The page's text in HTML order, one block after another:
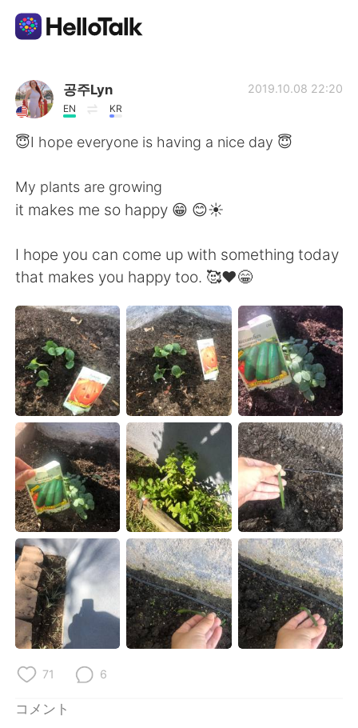
語学交換アプリ
AI Grammar Checker
繁體中文 Español
العربية Français
Deutsch 한국어
Русский ไทย
Indonesia Italiano
Türkçe Tiếng Việt
Português
공주Lyn
EN KR
2019.10.08 22:20
😇I hope everyone is having a nice day 😇
My plants are growing
it makes me so happy 😁 😊☀️
I hope you can come up with something today
that makes you happy too. 🥰❤️😁
71 6
コメント